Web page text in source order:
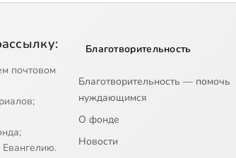
почтовом
Благотворительность
Благотворительность — помочь
нуждающимся
О фонде
Новости